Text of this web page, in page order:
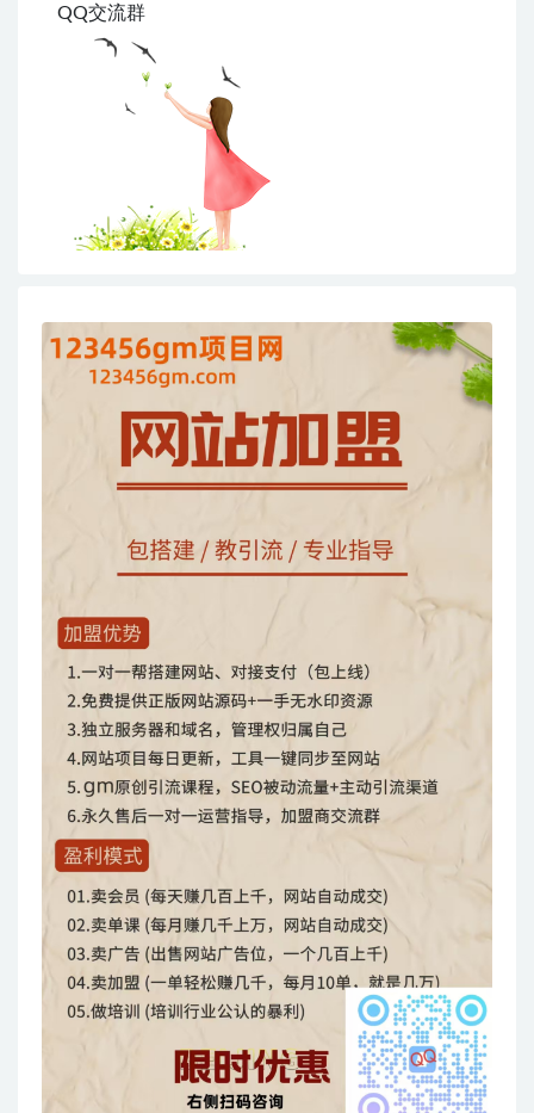
QQ交流群